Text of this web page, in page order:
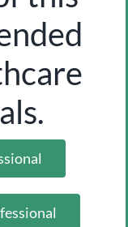
2 or 25 units
los precios